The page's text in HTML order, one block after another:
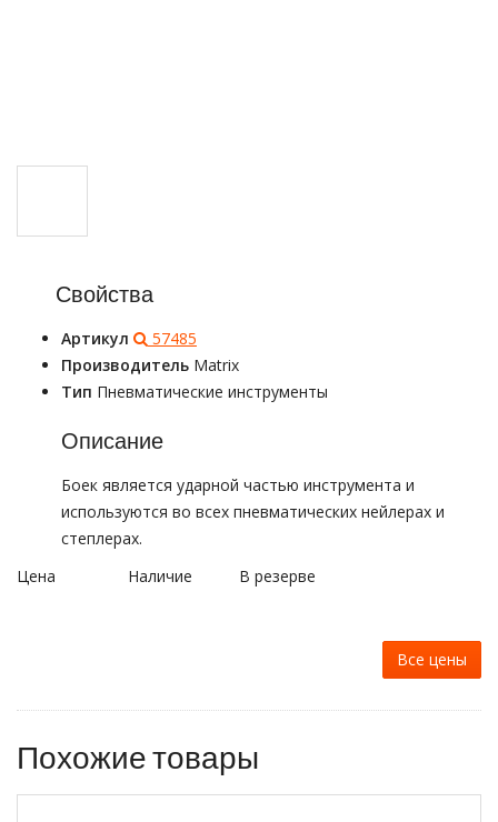
Свойства
Артикул
57485
Производитель Matrix
Тип Пневматические инструменты
Описание
Боек является ударной частью инструмента и
используются во всех пневматических нейлерах и
степлерах.
Цена
Наличие В резерве
Все цены
Похожие товары